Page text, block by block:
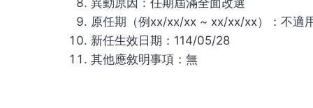
異動原因：任期屆滿全面改選
原任期（例xx/xx/xx ~ xx/xx/xx）：不適
新任生效日期：114/05/28
其他應敘明事項：無